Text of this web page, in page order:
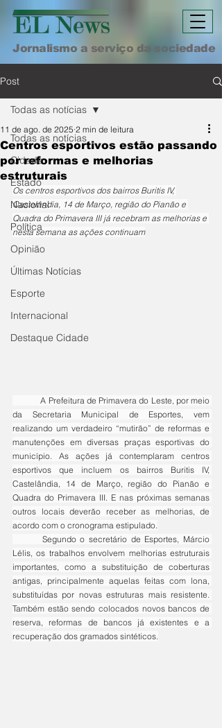
Jornalismo a serviço da sociedade
Post
Todas as notícias
Cidade
Estado
Nacional
Política
Opinião
Últimas Notícias
Esporte
Internacional
Destaque Cidade
Todas as notícias
Centros esportivos estão passando
por reformas e melhorias
estruturais
11 de ago. de 2025 2 min de leitura
Os centros esportivos dos bairros Buritis IV,
Castelândia, 14 de Março, região do Pianão e
Quadra do Primavera III já recebram as melhorias e
nesta semana as ações continuam
	A Prefeitura de Primavera do Leste, por meio
da Secretaria Municipal de Esportes, vem
realizando um verdadeiro “mutirão” de reformas e
manutenções em diversas praças esportivas do
município. As ações já contemplaram centros
esportivos que incluem os bairros Buritis IV,
Castelândia, 14 de Março, região do Pianão e
Quadra do Primavera III. E nas próximas semanas
outros locais deverão receber as melhorias, de
acordo com o cronograma estipulado.
Lélis, os trabalhos envolvem melhorias estruturais
importantes, como a substituição de coberturas
antigas, principalmente aquelas feitas com lona,
substituídas por novas estruturas mais resistente.
Também estão sendo colocados novos bancos de
reserva, reformas de bancos já existentes e a
recuperação dos gramados sintéticos.